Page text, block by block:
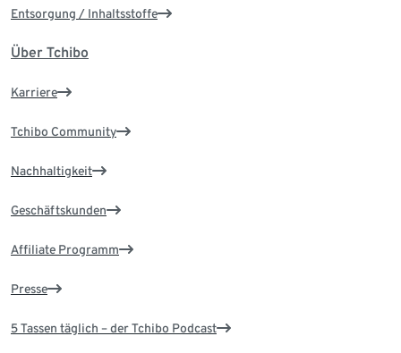
Entsorgung / Inhaltsstoffe
Über Tchibo
Karriere
Tchibo Community
Nachhaltigkeit
Geschäftskunden
Affiliate Programm
Presse
5 Tassen täglich – der Tchibo Podcast